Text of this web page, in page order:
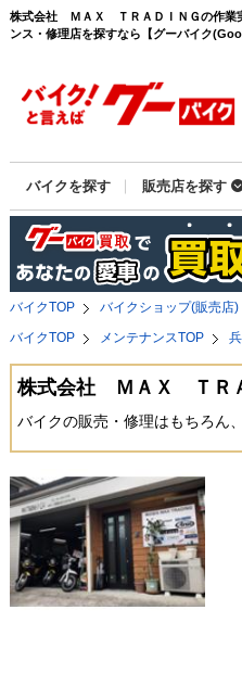
株式会社 ＭＡＸ ＴＲＡＤＩＮＧの作業
ンス・修理店を探すなら【グーバイク
バイクを探す 販売店を探す
バイクTOP バイクショップ(販売店)
バイクTOP
メンテナンスTOP
株式会社 ＭＡＸ ＴＲ
バイクの販売・修理はもちろん